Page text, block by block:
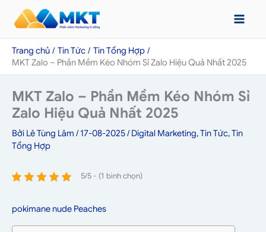
dungTrang chủ Tin Tức
Tin Tổng Hợp
MKT Zalo – Phần Mềm Kéo Nhóm Sỉ Zalo Hiệu Quả Nhất 2025
MKT Zalo – Phần Mềm Kéo Nhóm Sỉ
Zalo Hiệu Quả Nhất 2025
Bởi Lê Tùng Lâm /17-08-2025/Digital Marketing,Tin Tức,Tin
Tổng Hợp
5/5 - (1 bình chọn)
pokimane nude Peaches